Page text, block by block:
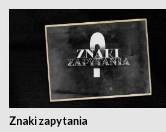
Znaki zapytania